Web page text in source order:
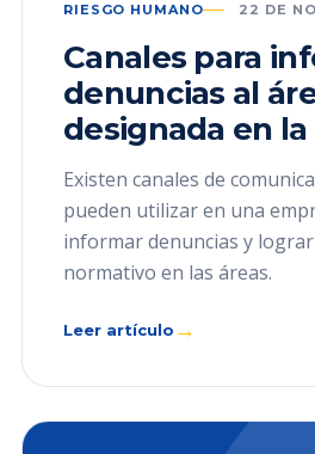
RIESGO HUMANO 22 DE
Canales para
denuncias al
designada en
Existen canales de
pueden utilizar en una
informar denuncias y
normativo en las áreas.
Leer artículo →